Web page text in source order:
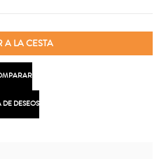
LA CESTA
DE DESEOS